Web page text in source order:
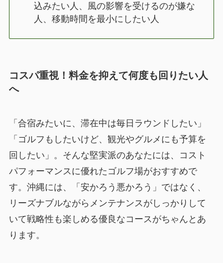
込みたい人、風の影響を受けるのが嫌な
人、移動時間を最小にしたい人
コスパ重視！料金を抑えて何度も回りたい人
へ
「合宿みたいに、滞在中は毎日ラウンドしたい」
「ゴルフもしたいけど、観光やグルメにも予算を
回したい」。そんな堅実派のあなたには、コスト
パフォーマンスに優れたゴルフ場がおすすめで
す。沖縄には、「安かろう悪かろう」ではなく、
リーズナブルながらメンテナンスがしっかりして
いて戦略性も楽しめる優良なコースがちゃんとあ
ります。